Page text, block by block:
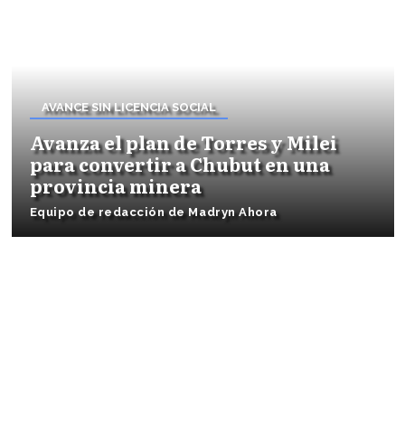
AVANCE SIN LICENCIA SOCIAL
Avanza el plan de Torres y Milei
para convertir a Chubut en una
provincia minera
Equipo de redacción de Madryn Ahora